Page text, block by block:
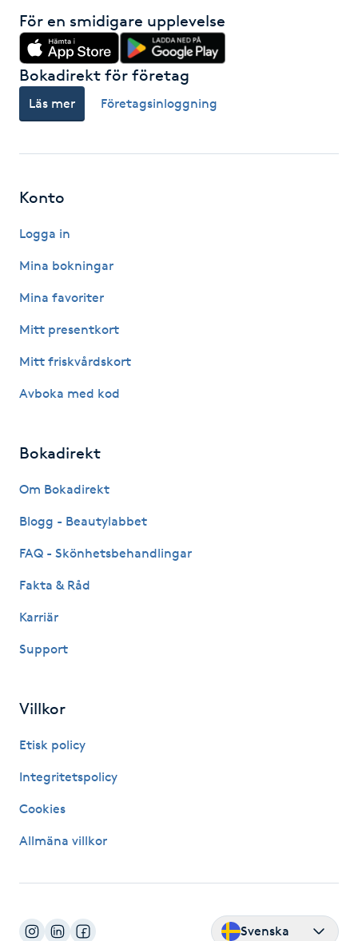
Hudvård
Hyaluronsyra
Hypnos
Hårborttagning
Hårförlängning
Hårvård
Hälsprickor
Idrottsmassage
IPL hårborttagning
IR-massage
K18
Keratinbehandling
För en smidigare upplevelse
Bokadirekt för företag
Läs mer Företagsinloggning
Konto
Logga in
Mina bokningar
Mina favoriter
Mitt presentkort
Mitt friskvårdskort
Avboka med kod
Bokadirekt
Om Bokadirekt
Blogg - Beautylabbet
FAQ - Skönhetsbehandlingar
Fakta & Råd
Karriär
Support
Villkor
Etisk policy
Integritetspolicy
Cookies
Allmäna villkor
Svenska